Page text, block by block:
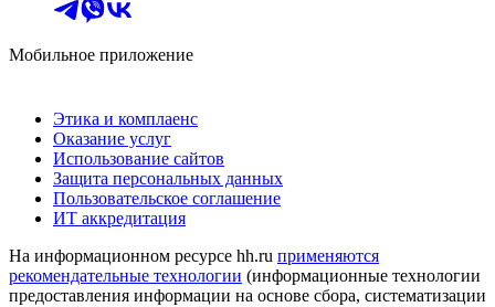
Мобильное приложение
Этика и комплаенс
Оказание услуг
Использование сайтов
Защита персональных данных
Пользовательское соглашение
ИТ аккредитация
На информационном ресурсе hh.ru применяются
рекомендательные технологии (информационные технологии
предоставления информации на основе сбора, систематизации